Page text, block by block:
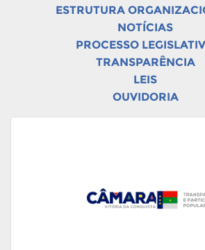
ESTRUTURA
NOTÍCIAS
PROCESSO
TRANSPARÊNCIA
LEIS
OUVIDORIA